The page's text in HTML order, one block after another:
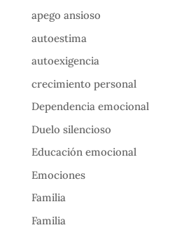
apego ansioso
autoestima
autoexigencia
crecimiento personal
Dependencia emocional
Duelo silencioso
Educación emocional
Emociones
Familia
Familia